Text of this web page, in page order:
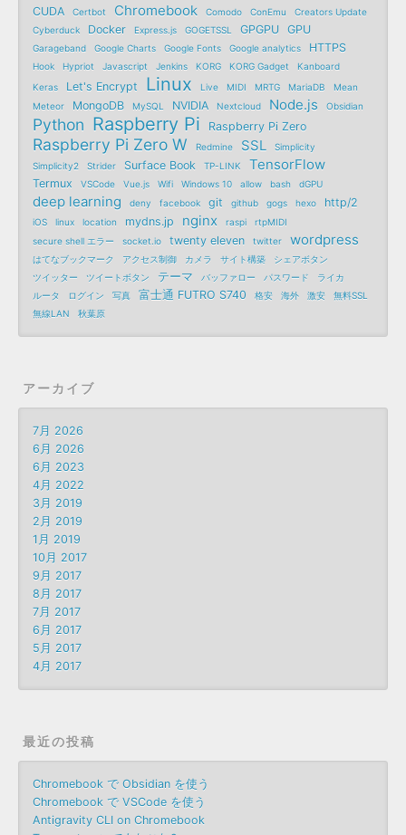
CUDA Certbot Chromebook Comodo ConEmu
Creators Update
Cyberduck
Docker Express.js GOGETSSL GPGPU GPU
Garageband Google Charts Google Fonts Google analytics HTTPS
Hook Hypriot Javascript Jenkins KORG KORG Gadget
Kanboard
Keras
Let's Encrypt Linux Live MIDI MRTG MariaDB
Mean
Meteor
MongoDB MySQL NVIDIA Nextcloud Node.js Obsidian
Python Raspberry Pi Raspberry Pi Zero
Raspberry Pi Zero W Redmine SSL
Simplicity
Simplicity2
Strider Surface Book TP-LINK TensorFlow
Termux VSCode Vue.js Wifi Windows 10 allow bash dGPU
deep learning deny facebook git github gogs hexo http/2
iOS linux location mydns.jp nginx raspi
rtpMIDI
secure shell エラー
socket.io twenty eleven twitter wordpress
はてなブックマーク アクセス制御 カメラ サイト構築
シェアボタン
ツイッター
ツイートボタン テーマ バッファロー パスワード
ライカ
ルータ
ログイン 写真 富士通 FUTRO S740 格安 海外 激安
無料SSL
無線LAN
秋葉原
アーカイブ
7月 2026
6月 2026
6月 2023
4月 2022
3月 2019
2月 2019
1月 2019
10月 2017
9月 2017
8月 2017
7月 2017
6月 2017
5月 2017
4月 2017
最近の投稿
Chromebook で Obsidian を使う
Chromebook で VSCode を使う
Antigravity CLI on Chromebook